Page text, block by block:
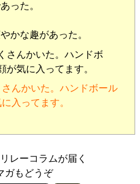
った。
かな趣があった。
んかいた。ハンドボール
入ってます。
レーコラムが届く
ガもどうぞ